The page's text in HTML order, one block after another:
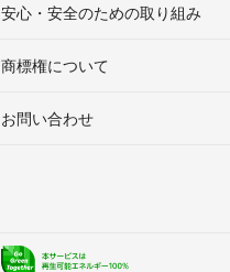
安心・安全のための取り組み
商標権について
お問い合わせ